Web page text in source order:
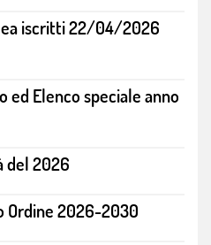
iscritti 22/04/2026
ed Elenco speciale anno
del 2026
Ordine 2026-2030